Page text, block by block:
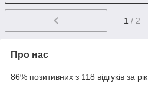
1 / 2
Про нас
86% позитивних з 118 відгуків за рік